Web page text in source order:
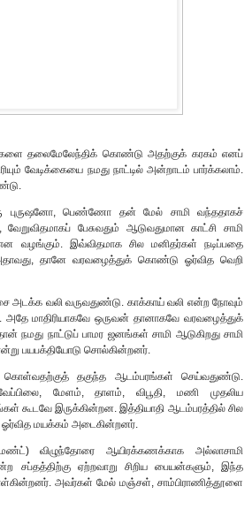
தலைமேலேந்திக் கொண்டு அதற்குக் கரகம் எனப்
வேடிக்கையை நமது நாட்டில் அன்றாடம் பார்க்கலாம்.
புருஷனோ, பெண்ணோ தன் மேல் சாமி வந்ததாகச்
பேசுவதும் ஆடுவதுமான காட்சி சாமி
வழங்கும். இவ்விதமாக சில மனிதர்கள் நடிப்பதை
தானே வரவழைத்துக் கொண்டு ஓர்வித வெறி
அடக்க வலி வருவதுண்டு. காக்காய் வலி என்ற நோவும்
அதே மாதிரியாகவே ஒருவன் தானாகவே வரவழைத்துக்
நாட்டுப் பாமர ஜனங்கள் சாமி ஆடுகிறது சாமி
என்று பயபக்தியோடு சொல்கின்றனர்.
தகுந்த ஆடம்பரங்கள் செய்வதுண்டு.
மேளம், தாளம், விபூதி, மணி முதலிய
கூடவே இருக்கின்றன. இத்தியாதி ஆடம்பரத்தில் சில
ஓர்வித மயக்கம் அடைகின்றனர்.
விழுந்தோரை ஆயிரக்கணக்காக அல்லாசாமி
சப்தத்திற்கு ஏற்றவாறு சிறிய பையன்களும், இந்த
அவர்கள் மேல் மஞ்சள், சாம்பிராணித்தூளை